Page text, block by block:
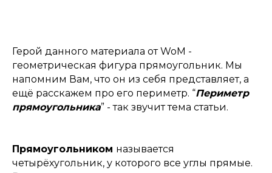
Герой данного материала от WoM -
геометрическая фигура прямоугольник. Мы
напомним Вам, что он из себя представляет, а
ещё расскажем про его периметр. “Периметр
прямоугольника” - так звучит тема статьи.
Прямоугольником называется
четырёхугольник, у которого все углы прямые.